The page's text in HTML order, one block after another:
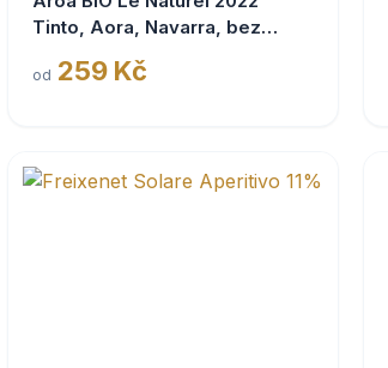
Tinto, Aora, Navarra, bez
od 259 Kč